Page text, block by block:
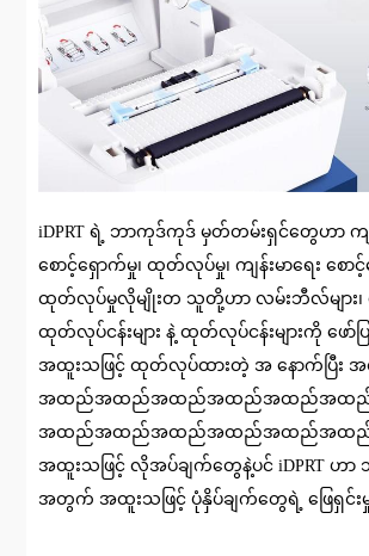
iDPRT ရဲ့ ဘာကုဒ်ကုဒ် မှတ်တမ်းရှင်တွေဟာ ကျ
စောင့်ရှောက်မှု၊ ထုတ်လုပ်မှု၊ ကျန်းမာရေး စောင့်
ထုတ်လုပ်မှုလိုမျိုးတ သူတို့ဟာ လမ်းဘီလ်များ၊ ဆေ
ထုတ်လုပ်ငန်းများ နဲ့ ထုတ်လုပ်ငန်းများကို ဖော်
အထူးသဖြင့် ထုတ်လုပ်ထားတဲ့ အ နောက်ပြီ
အထည်အထည်အထည်အထည်အထည်အထ
အထည်အထည်အထည်အထည်အထည်အထ
အထူးသဖြင့် လိုအပ်ချက်တွေနဲ့ပင် iDPRT ဟ
အတွက် အထူးသဖြင့် ပုံနှိပ်ချက်တွေရဲ့ ဖြေရှင်း